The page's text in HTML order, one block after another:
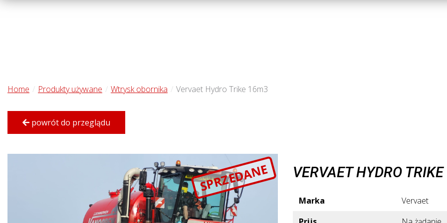
Home Produkty używane Wtrysk obornika Vervaet Hydro Trike 16m3
powrót do przeglądu
SPRZEDANE VERVAET HYDRO
Marka
Vervaet